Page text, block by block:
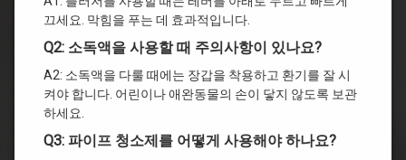
끄세요. 막힘을 푸는 데 효과적입니다.
Q2: 소독액을 사용할 때 주의사항이 있나요?
A2: 소독액을 다룰 때에는 장갑을 착용하고 환기를 잘 시
켜야 합니다. 어린이나 애완동물의 손이 닿지 않도록 보관
하세요.
Q3: 파이프 청소제를 어떻게 사용해야 하나요?